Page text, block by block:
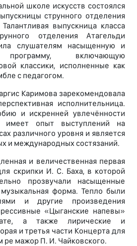
школе искусств состоялся
струнного отделения
выпускница класса
отделения Атагельди
слушателям насыщенную и
программу, включающую
классики, исполненные как
с педагогом.
Каримова зарекомендовала
исполнительница.
и искренней увлечённости
опыт выступлений на
различного уровня и является
и международных состязаний.
и величественная первая
скрипки И. С. Баха, в которой
прозвучали насыщенные
форма. Тепло были
и другие произведения
«Цыганские напевы»
а также лирические и
и третья части Концерта для
ре мажор П. И. Чайковского.